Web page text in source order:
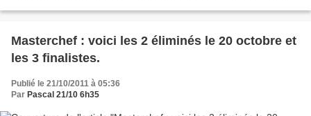
Masterchef : voici les 2 éliminés le 20 octobre et
les 3 finalistes.
Publié le 21/10/2011 à 05:36
Par Pascal 21/10 6h35